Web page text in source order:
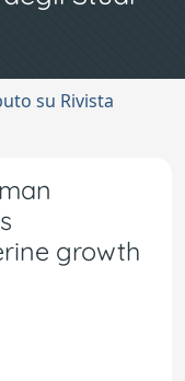
su Rivista
growth